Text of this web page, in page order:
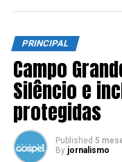
PRINCIPAL
Campo
Silêncio e
protegidas
Published 5
By jornalismo